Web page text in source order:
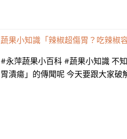
蔬果小知識「辣椒超傷胃？吃辣椒
#永萍蔬果小百科 #蔬果小知識 不
胃潰瘍」的傳聞呢 今天要跟大家破